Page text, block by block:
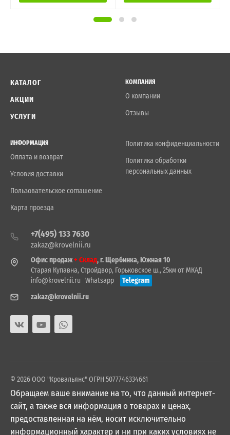
КАТАЛОГ
АКЦИИ
УСЛУГИ
КОМПАНИЯ
О компании
Отзывы
ИНФОРМАЦИЯ
Оплата и возврат
Условия доставки
Пользовательское соглашение
Карта проезда
Политика конфиденциальности
Политика обработки
персональных данных
+7(495) 133 7630
zakaz@krovelnii.ru
Офис продаж+ Склад, г. Щербинка, Южная 10
Старая Купавна, Стройдвор, Горьковское ш., 25км от МКАД
info@krovelnii.ru Whatsapp
Telegram
zakaz@krovelnii.ru
© 2026 ООО "Кровальянс" ОГРН 5077746334661
Обращаем ваше внимание на то, что данный интернет-
сайт, а также вся информация о товарах и ценах,
предоставленная на нём, носит исключительно
информационный характер и ни при каких условиях не